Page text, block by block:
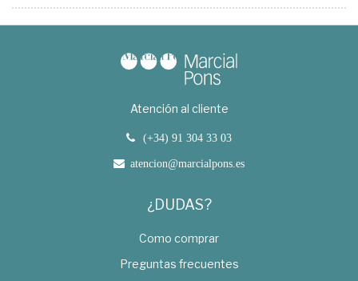
Atención al cliente
(+34) 91 304 33 03
atencion@marcialpons.es
¿DUDAS?
Como comprar
Preguntas frecuentes